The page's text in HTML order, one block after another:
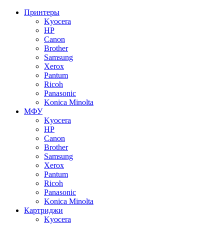
Принтеры
Kyocera
HP
Canon
Brother
Samsung
Xerox
Pantum
Ricoh
Panasonic
Konica Minolta
МФУ
Kyocera
HP
Canon
Brother
Samsung
Xerox
Pantum
Ricoh
Panasonic
Konica Minolta
Картриджи
Kyocera